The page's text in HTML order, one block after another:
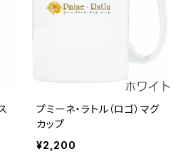
プミーネ・ラトル（ロゴ）マグ
カップ
¥2,200